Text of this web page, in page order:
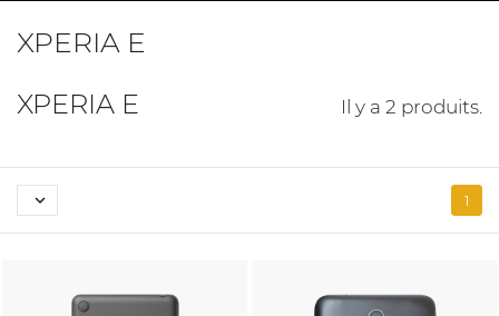
XPERIA E
XPERIA E Il y a 2 produits.
 1